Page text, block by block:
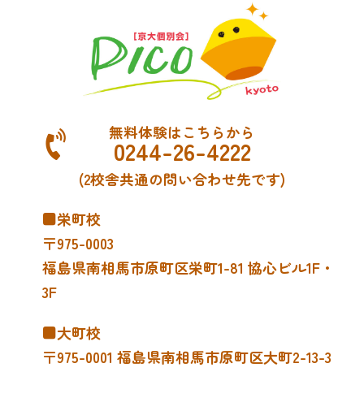
無料体験はこちらから
0244-26-4222
(2校舎共通の問い合わせ先です)
■栄町校
〒975-0003
福島県南相馬市原町区栄町1-81 協心ビル1F・
3F
■大町校
〒975-0001 福島県南相馬市原町区大町2-13-3